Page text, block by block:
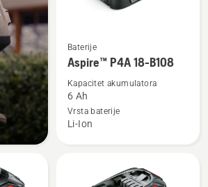
Pogledajte
više
Aspire™
P4A
Baterije
Aspire™ P4A 18-B108
Kapacitet akumulatora
6 Ah
Vrsta baterije
Li-Ion